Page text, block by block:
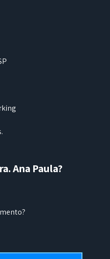
Ana Paula?